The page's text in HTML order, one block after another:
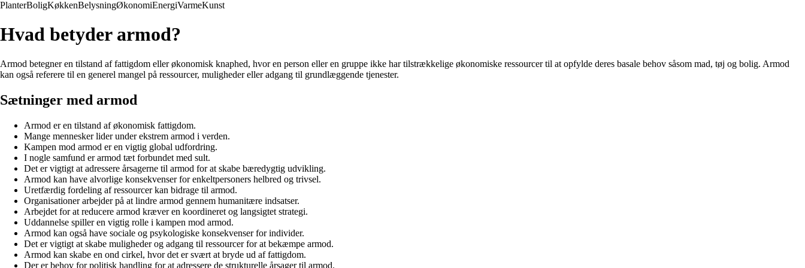
PlanterBoligKøkkenBelysningØkonomiEnergiVarmeKunst
Hvad betyder armod?
Armod betegner en tilstand af fattigdom eller økonomisk knaphed, hvor en person eller en gruppe ikke har tilstrækkelige økonomiske ressourcer til at opfylde deres basale behov såsom mad, tøj og bolig. Armod
kan også referere til en generel mangel på ressourcer, muligheder eller adgang til grundlæggende tjenester.
Sætninger med armod
Armod er en tilstand af økonomisk fattigdom.
Mange mennesker lider under ekstrem armod i verden.
Kampen mod armod er en vigtig global udfordring.
I nogle samfund er armod tæt forbundet med sult.
Det er vigtigt at adressere årsagerne til armod for at skabe bæredygtig udvikling.
Armod kan have alvorlige konsekvenser for enkeltpersoners helbred og trivsel.
Uretfærdig fordeling af ressourcer kan bidrage til armod.
Organisationer arbejder på at lindre armod gennem humanitære indsatser.
Arbejdet for at reducere armod kræver en koordineret og langsigtet strategi.
Uddannelse spiller en vigtig rolle i kampen mod armod.
Armod kan også have sociale og psykologiske konsekvenser for individer.
Det er vigtigt at skabe muligheder og adgang til ressourcer for at bekæmpe armod.
Armod kan skabe en ond cirkel, hvor det er svært at bryde ud af fattigdom.
Der er behov for politisk handling for at adressere de strukturelle årsager til armod.